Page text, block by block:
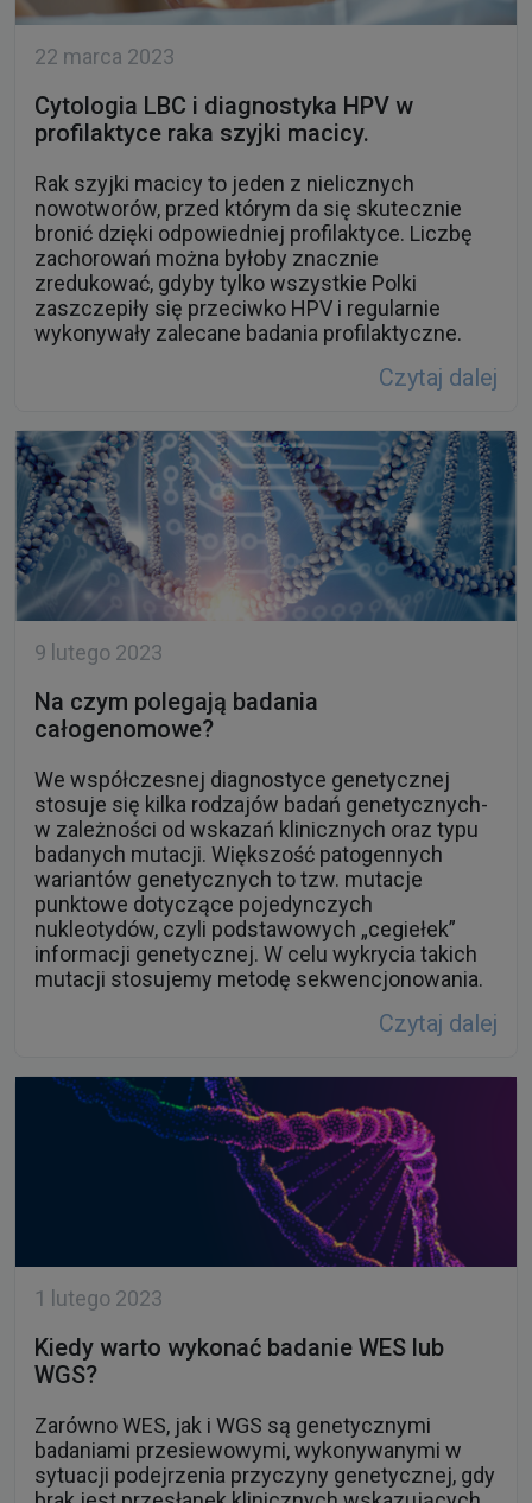
22 marca 2023
Cytologia LBC i diagnostyka HPV w
profilaktyce raka szyjki macicy.
Rak szyjki macicy to jeden z nielicznych
nowotworów, przed którym da się skutecznie
bronić dzięki odpowiedniej profilaktyce. Liczbę
zachorowań można byłoby znacznie
zredukować, gdyby tylko wszystkie Polki
zaszczepiły się przeciwko HPV i regularnie
wykonywały zalecane badania profilaktyczne.
Czytaj dalej
9 lutego 2023
Na czym polegają badania
całogenomowe?
We współczesnej diagnostyce genetycznej
stosuje się kilka rodzajów badań genetycznych-
w zależności od wskazań klinicznych oraz typu
badanych mutacji. Większość patogennych
wariantów genetycznych to tzw. mutacje
punktowe dotyczące pojedynczych
nukleotydów, czyli podstawowych „cegiełek”
informacji genetycznej. W celu wykrycia takich
mutacji stosujemy metodę sekwencjonowania.
Czytaj dalej
1 lutego 2023
Kiedy warto wykonać badanie WES lub
WGS?
Zarówno WES, jak i WGS są genetycznymi
badaniami przesiewowymi, wykonywanymi w
sytuacji podejrzenia przyczyny genetycznej, gdy